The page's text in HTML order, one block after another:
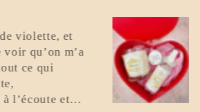
Excellent. Je recommande.